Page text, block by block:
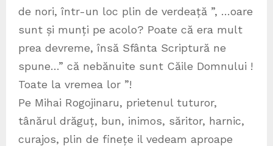
de nori, într-un loc plin de verdeață ”, …oare
sunt și munți pe acolo? Poate că era mult
prea devreme, însă Sfânta Scriptură ne
spune…” că nebănuite sunt Căile Domnului !
Toate la vremea lor ”!
Pe Mihai Rogojinaru, prietenul tuturor,
tânărul drăguț, bun, inimos, săritor, harnic,
curajos, plin de finețe il vedeam aproape